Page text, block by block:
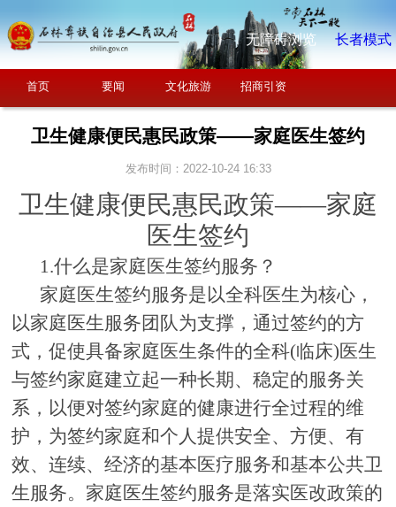
无障碍浏览 长者模式
首页 要闻 文化旅游 招商引资
卫生健康便民惠民政策——家庭医生签约
发布时间：2022-10-24 16:33
卫生健康便民惠民政策——家庭
医生签约
1.什么是家庭医生签约服务？
家庭医生签约服务是以全科医生为核心，
以家庭医生服务团队为支撑，通过签约的方
式，促使具备家庭医生条件的全科(临床)医生
与签约家庭建立起一种长期、稳定的服务关
系，以便对签约家庭的健康进行全过程的维
护，为签约家庭和个人提供安全、方便、有
效、连续、经济的基本医疗服务和基本公共卫
生服务。家庭医生签约服务是落实医改政策的